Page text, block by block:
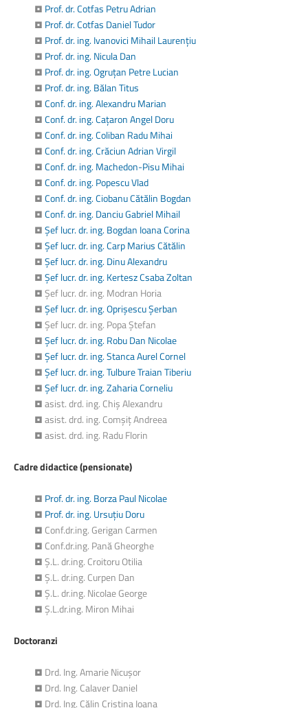
• Prof. dr. Cotfas Petru Adrian
• Prof. dr. Cotfas Daniel Tudor
• Prof. dr. ing. Ivanovici Mihail Laurențiu
• Prof. dr. ing. Nicula Dan
• Prof. dr. ing. Ogruțan Petre Lucian
• Prof. dr. ing. Bălan Titus
•Conf. dr. ing. Alexandru Marian
•Conf. dr. ing. Cațaron Angel Doru
•Conf. dr. ing. Coliban Radu Mihai
•Conf. dr. ing. Crăciun Adrian Virgil
•Conf. dr. ing. Machedon-Pisu Mihai
•Conf. dr. ing. Popescu Vlad
•Conf. dr. ing. Ciobanu Cătălin Bogdan
•Conf. dr. ing. Danciu Gabriel Mihail
•Șef lucr. dr. ing. Bogdan Ioana Corina
•Șef lucr. dr. ing. Carp Marius Cătălin
•Șef lucr. dr. ing. Dinu Alexandru
•Șef lucr. dr. ing. Kertesz Csaba Zoltan
• Șef lucr. dr. ing. Modran Horia
•Șef lucr. dr. ing. Oprișescu Șerban
• Șef lucr. dr. ing. Popa Ștefan
•Șef lucr. dr. ing. Robu Dan Nicolae
•Șef lucr. dr. ing. Stanca Aurel Cornel
•Șef lucr. dr. ing. Tulbure Traian Tiberiu
•Șef lucr. dr. ing. Zaharia Corneliu
• asist. drd. ing. Chiș Alexandru
• asist. drd. ing. Comșiț Andreea
• asist. drd. ing. Radu Florin
Cadre didactice (pensionate)
• Prof. dr. ing. Borza Paul Nicolae
• Prof. dr. ing. Ursuțiu Doru
• Conf.dr.ing. Gerigan Carmen
• Conf.dr.ing. Pană Gheorghe
• Ș.L. dr.ing. Croitoru Otilia
• Ș.L. dr.ing. Curpen Dan
• Ș.L. dr.ing. Nicolae George
• Ș.L.dr.ing. Miron Mihai
Doctoranzi
• Drd. Ing. Amarie Nicușor
• Drd. Ing. Calaver Daniel
• Drd. Ing. Călin Cristina Ioana